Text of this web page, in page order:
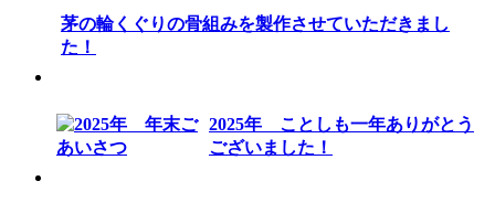
茅の輪くぐりの骨組みを製作させていただきまし
た！
2025年 ことしも一年ありがとう
ございました！